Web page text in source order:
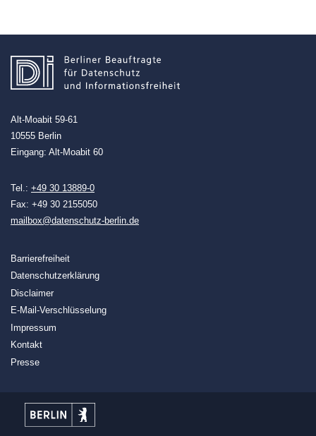
Alt-Moabit 59-61
10555 Berlin
Eingang: Alt-Moabit 60
Tel.: +49 30 13889-0
Fax: +49 30 2155050
mailbox@datenschutz-berlin.de
Barrierefreiheit
Datenschutzerklärung
Disclaimer
E-Mail-Verschlüsselung
Impressum
Kontakt
Presse